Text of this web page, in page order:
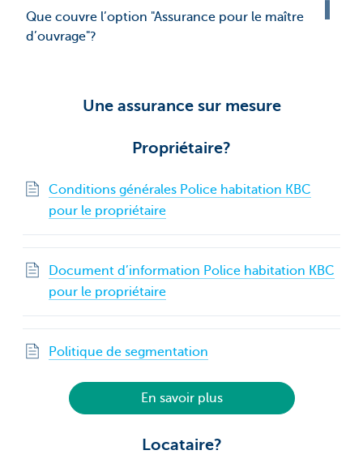
Que couvre l’option "Assurance pour le maître
d’ouvrage"?
Une assurance sur mesure
Propriétaire?
Conditions générales Police habitation KBC
pour le propriétaire
Document d’information Police habitation KBC
pour le propriétaire
Politique de segmentation
En savoir plus
Locataire?